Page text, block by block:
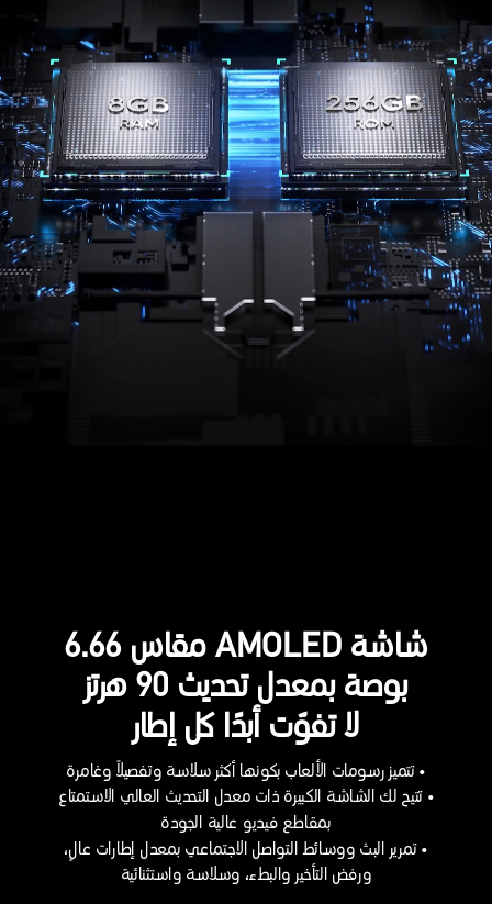
شاشة AMOLED مقاس 6.66
بوصة بمعدل تحديث 90 هرتز
لا تفوّت أبدًا كل إطار
• تتميز رسومات الألعاب بكونها أكثر سلاسة وتفصيلاً وغامرة
• تتيح لك الشاشة الكبيرة ذات معدل التحديث العالي الاستمتاع
بمقاطع فيديو عالية الجودة
• تمرير البث ووسائط التواصل الاجتماعي بمعدل إطارات عالٍ،
ورفض التأخير والبطء، وسلاسة واستثنائية